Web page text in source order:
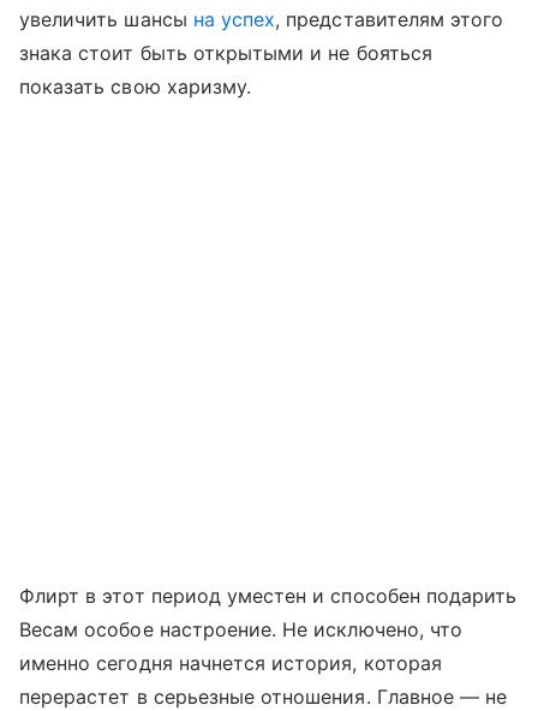
увеличить шансы на успех, представителям этого
знака стоит быть открытыми и не бояться
показать свою харизму.
Флирт в этот период уместен и способен подарить
Весам особое настроение. Не исключено, что
именно сегодня начнется история, которая
перерастет в серьезные отношения. Главное — не